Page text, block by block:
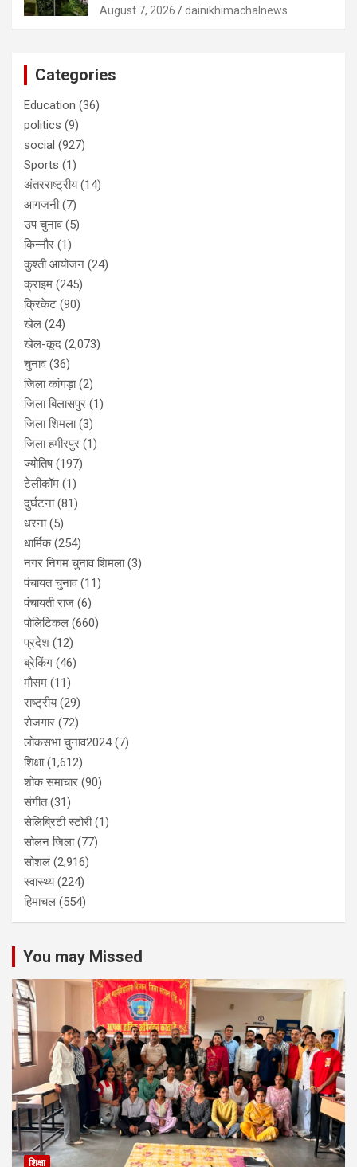
August 7, 2026 dainikhimachalnews
Categories
Education (36)
politics (9)
social (927)
Sports (1)
अंतरराष्ट्रीय(14)
आगजनी(7)
उप चुनाव(5)
किन्नौर (1)
कुश्ती आयोजन (24)
क्राइम (245)
क्रिकेट (90)
खेल (24)
खेल-कूद (2,073)
चुनाव(36)
जिला कांगड़ा(2)
जिला बिलासपुर (1)
जिला शिमला(3)
जिला हमीरपुर (1)
ज्योतिष(197)
टेलीकॉम (1)
दुर्घटना(81)
धरना(5)
धार्मिक(254)
नगर निगम चुनाव शिमला(3)
पंचायत चुनाव(11)
पंचायती राज (6)
पोलिटिकल (660)
प्रदेश (12)
ब्रेकिंग (46)
मौसम (11)
राष्ट्रीय(29)
रोजगार (72)
लोकसभा चुनाव2024(7)
शिक्षा(1,612)
शोक समाचार (90)
संगीत(31)
सेलिब्रिटी स्टोरी(1)
सोलन जिला(77)
सोशल (2,916)
स्वास्थ्य(224)
हिमाचल (554)
You may Missed
शिक्षा